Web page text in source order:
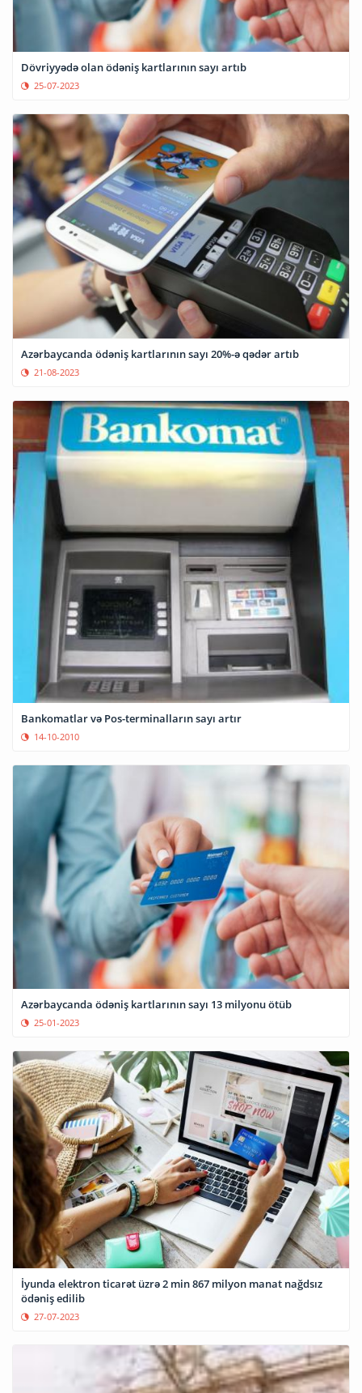
Dövriyyədə olan ödəniş kartlarının sayı artıb
25-07-2023
Azərbaycanda ödəniş kartlarının sayı 20%-ə qədər artıb
21-08-2023
Bankomatlar və Pos-terminalların sayı artır
14-10-2010
Azərbaycanda ödəniş kartlarının sayı 13 milyonu ötüb
25-01-2023
İyunda elektron ticarət üzrə 2 min 867 milyon manat nağdsız
ödəniş edilib
27-07-2023